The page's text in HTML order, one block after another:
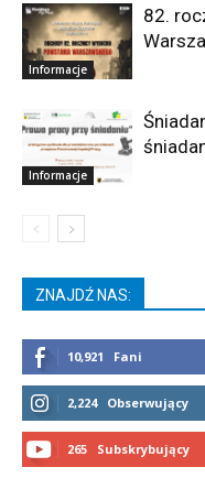
Informacje
82.
Informacje
ZNAJDŹ NAS:
10,921 Fani
2,224 Obserwujący
265 Subskrybujący